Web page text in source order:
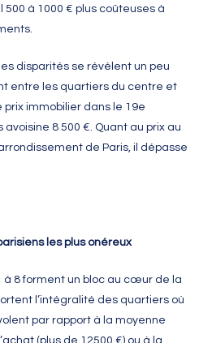
à 1000 € plus coûteuses à
disparités se révèlent un peu
entre les quartiers du centre et
prix immobilier dans le 19e
8 500 €. Quant au prix au
de Paris, il dépasse
les plus onéreux
à 8 forment un bloc au cœur de la
l’intégralité des quartiers où
par rapport à la moyenne
(plus de 12500 €) ou à la